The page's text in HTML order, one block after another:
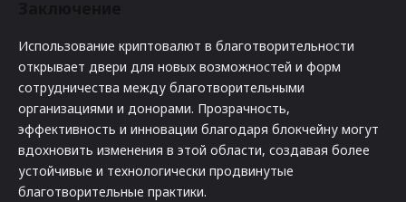
Использование криптовалют в благотворительности
открывает двери для новых возможностей и форм
сотрудничества между благотворительными
организациями и донорами. Прозрачность,
эффективность и инновации благодаря блокчейну могут
вдохновить изменения в этой области, создавая более
устойчивые и технологически продвинутые
благотворительные практики.